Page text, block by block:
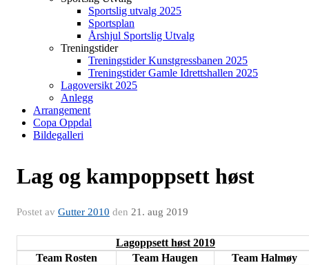
Sportslig utvalg 2025
Sportsplan
Årshjul Sportslig Utvalg
Treningstider
Treningstider Kunstgressbanen 2025
Treningstider Gamle Idrettshallen 2025
Lagoversikt 2025
Anlegg
Arrangement
Copa Oppdal
Bildegalleri
Lag og kampoppsett høst
Postet av Gutter 2010 den 21. aug 2019
Lagoppsett høst 2019
Team Rosten
Team Haugen
Team Halmøy